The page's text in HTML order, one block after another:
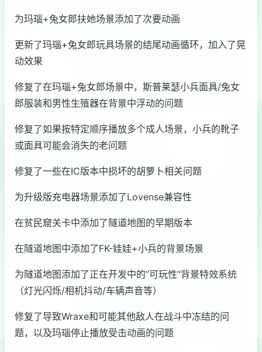
为玛瑙+兔女郎扶她场景添加了次要动画
更新了玛瑙+兔女郎玩具场景的结尾动画循环，加入了晃
动效果
修复了在玛瑙+兔女郎场景中，斯普莱瑟小兵面具/兔女
郎服装和男性生殖器在背景中浮动的问题
修复了如果按特定顺序播放多个成人场景，小兵的靴子
或面具可能会消失的老问题
修复了一些在IC版本中损坏的胡萝卜相关问题
为升级版充电器场景添加了Lovense兼容性
在贫民窟关卡中添加了隧道地图的早期版本
在隧道地图中添加了FK-娃娃+小兵的背景场景
为隧道地图添加了正在开发中的”可玩性”背景特效系统
（灯光闪烁/相机抖动/车辆声音等）
修复了导致Wraxe和可能其他敌人在战斗中冻结的问
题，以及玛瑙停止播放受击动画的问题